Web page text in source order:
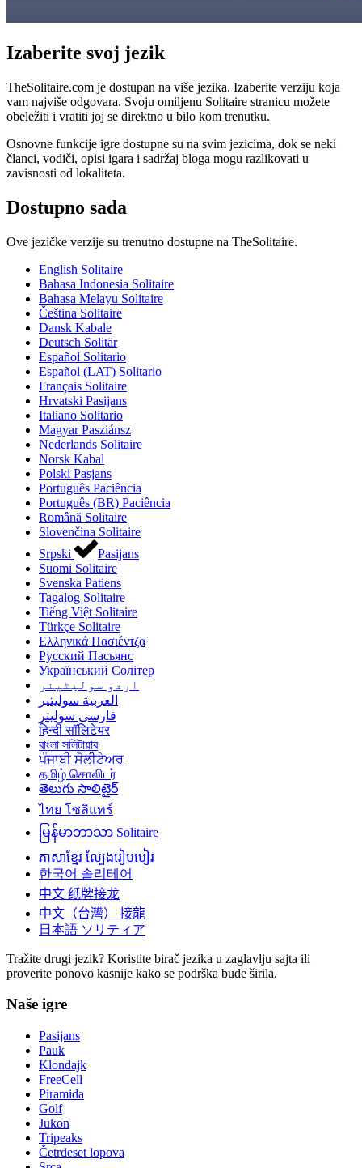
Izaberite svoj jezik
TheSolitaire.com je dostupan na više jezika. Izaberite verziju koja
vam najviše odgovara. Svoju omiljenu Solitaire stranicu možete
obeležiti i vratiti joj se direktno u bilo kom trenutku.
Osnovne funkcije igre dostupne su na svim jezicima, dok se neki
članci, vodiči, opisi igara i sadržaj bloga mogu razlikovati u
zavisnosti od lokaliteta.
Dostupno sada
Ove jezičke verzije su trenutno dostupne na TheSolitaire.
English Solitaire
Bahasa Indonesia Solitaire
Bahasa Melayu Solitaire
Čeština Solitaire
Dansk Kabale
Deutsch Solitär
Español Solitario
Español (LAT) Solitario
Français Solitaire
Hrvatski Pasijans
Italiano Solitario
Magyar Pasziánsz
Nederlands Solitaire
Norsk Kabal
Polski Pasjans
Português Paciência
Português (BR) Paciência
Română Solitaire
Slovenčina Solitaire
Srpski
Pasijans
Suomi Solitaire
Svenska Patiens
Tagalog Solitaire
Tiếng Việt Solitaire
Türkçe Solitaire
Ελληνικά Πασιέντζα
Русский Пасьянс
Український Солітер
اردو سولیٹیئر
العربية سوليتير
فارسی سولیتر
हिन्दी सॉलिटेयर
বাংলা সলিটায়ার
ਪੰਜਾਬੀ ਸੋਲੀਟੇਅਰ
தமிழ் சொலிடர்
తెలుగు సాలిటైర్‌
ไทย โซลิแทร์
မြန်မာဘာသာ Solitaire
ភាសាខ្មែរ ល្បែងរៀបបៀរ
한국어 솔리테어
中文 纸牌接龙
中文（台灣）
接龍
日本語 ソリティア
Tražite drugi jezik? Koristite birač jezika u zaglavlju sajta ili
proverite ponovo kasnije kako se podrška bude širila.
Naše igre
Pasijans
Pauk
Klondajk
FreeCell
Piramida
Golf
Jukon
Tripeaks
Četrdeset lopova